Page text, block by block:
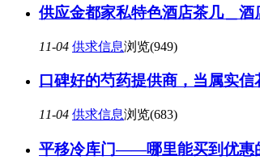
供应金都家私特色酒店茶几＿酒
11-04 供求信息浏览(949)
口碑好的芍药提供商，当属实
11-04 供求信息浏览(683)
平移冷库门——哪里能买到优惠